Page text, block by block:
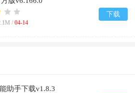
/ 04-14
下载
助手下载v1.8.3